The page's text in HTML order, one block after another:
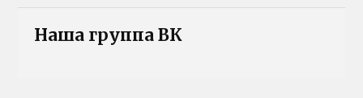
Наша группа ВК